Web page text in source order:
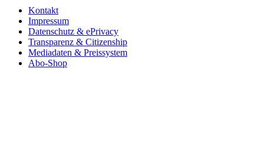
Kontakt
Impressum
Datenschutz & ePrivacy
Transparenz & Citizenship
Mediadaten & Preissystem
Abo-Shop